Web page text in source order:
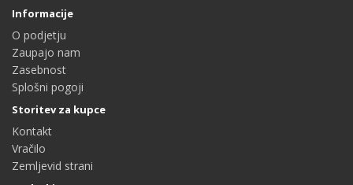
Informacije
O podjetju
Zaupajo nam
Zasebnost
Splošni pogoji
Storitev za kupce
Kontakt
Vračilo
Zemljevid strani